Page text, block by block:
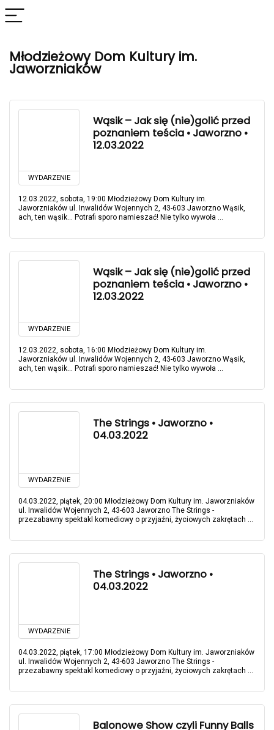
Młodzieżowy Dom Kultury im.
Jaworzniaków
WYDARZENIE
Wąsik – Jak się (nie)golić przed
poznaniem teścia • Jaworzno •
12.03.2022
12.03.2022, sobota, 19:00 Młodzieżowy Dom Kultury im.
Jaworzniaków ul. Inwalidów Wojennych 2, 43-603 Jaworzno Wąsik,
ach, ten wąsik… Potrafi sporo namieszać! Nie tylko wywoła ...
WYDARZENIE
Wąsik – Jak się (nie)golić przed
poznaniem teścia • Jaworzno •
12.03.2022
12.03.2022, sobota, 16:00 Młodzieżowy Dom Kultury im.
Jaworzniaków ul. Inwalidów Wojennych 2, 43-603 Jaworzno Wąsik,
ach, ten wąsik… Potrafi sporo namieszać! Nie tylko wywoła ...
WYDARZENIE
The Strings • Jaworzno •
04.03.2022
04.03.2022, piątek, 20:00 Młodzieżowy Dom Kultury im. Jaworzniaków
ul. Inwalidów Wojennych 2, 43-603 Jaworzno The Strings -
przezabawny spektakl komediowy o przyjaźni, życiowych zakrętach ...
WYDARZENIE
The Strings • Jaworzno •
04.03.2022
04.03.2022, piątek, 17:00 Młodzieżowy Dom Kultury im. Jaworzniaków
ul. Inwalidów Wojennych 2, 43-603 Jaworzno The Strings -
przezabawny spektakl komediowy o przyjaźni, życiowych zakrętach ...
Balonowe Show czyli Funny Balls